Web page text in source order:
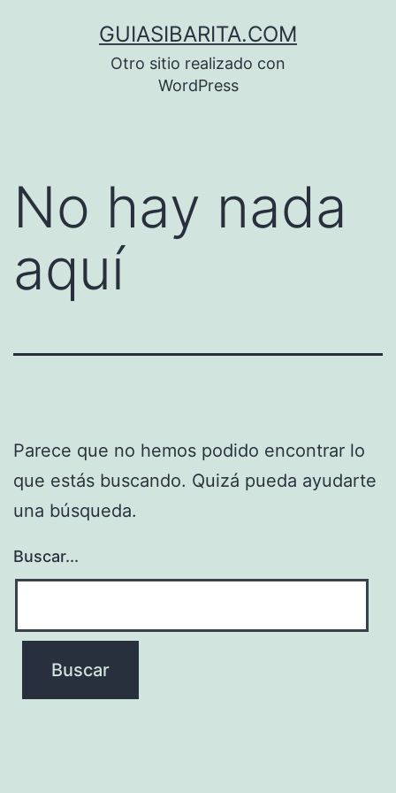
GUIASIBARITA.COM
Otro sitio realizado con
WordPress
No hay nada
aquí
Parece que no hemos podido encontrar lo
que estás buscando. Quizá pueda ayudarte
una búsqueda.
Buscar...